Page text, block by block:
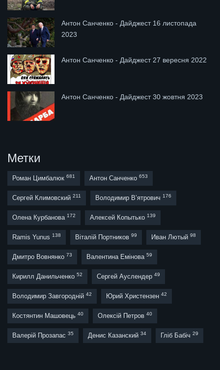
Антон Санченко - Дайджест 16 листопада
2023
Антон Санченко - Дайджест 27 вересня 2022
Антон Санченко - Дайджест 30 жовтня 2023
Метки
Роман Цимбалюк 681 Антон Санченко 653
Сергей Климовский 211 Володимир В’ятрович 176
Олена Курбанова 172 Алексей Копытько 139
Ramis Yunus 138 Віталій Портников 99 Иван Лютый 98
Дмитро Вовнянко 73 Валентина Емінова 59
Кирилл Данильченко 52 Сергей Ауслендер 49
Володимир Завгородній 42 Юрий Христензен 42
Костянтин Машовець 40 Олексій Петров 40
Валерій Прозапас 35 Денис Казанский 34 Гліб Бабіч 29